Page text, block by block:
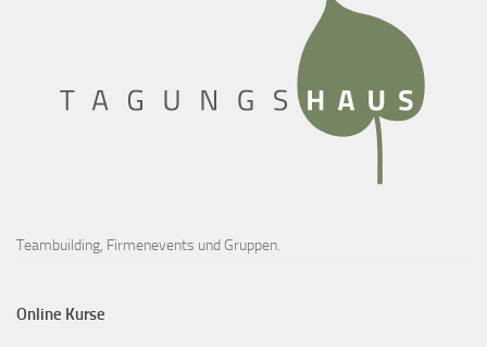
Teambuilding, Firmenevents und Gruppen.
Online Kurse